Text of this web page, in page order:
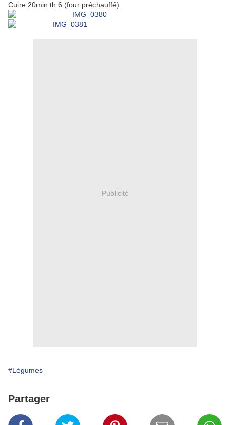
Cuire 20min th 6 (four préchauffé).
Publicité
#Légumes
Partager